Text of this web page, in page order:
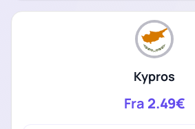
Kypros
Fra 2.49€